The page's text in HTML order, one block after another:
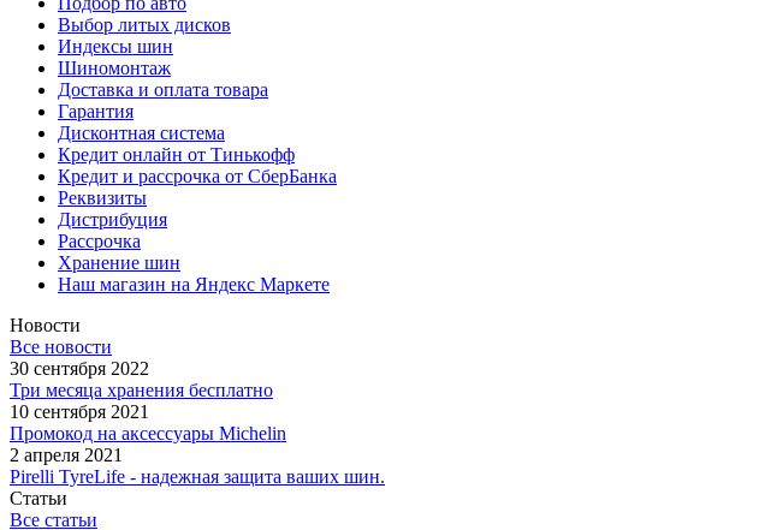
Выбор литых дисков
Индексы шин
Шиномонтаж
Доставка и оплата товара
Гарантия
Дисконтная система
Кредит онлайн от Тинькофф
Кредит и рассрочка от СберБанка
Реквизиты
Дистрибуция
Рассрочка
Хранение шин
Наш магазин на Яндекс Маркете
Новости
Все новости
30 сентября 2022
Три месяца хранения бесплатно
10 сентября 2021
Промокод на аксессуары Michelin
2 апреля 2021
Pirelli TyreLife - надежная защита ваших шин.
Статьи
Все статьи